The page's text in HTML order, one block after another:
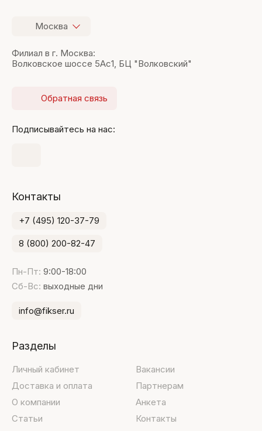
Москва
Филиал в г. Москва:
Волковское шоссе 5Ас1, БЦ "Волковский"
Обратная связь
Подписывайтесь на нас:
Контакты
+7 (495) 120-37-79
8 (800) 200-82-47
Пн-Пт: 9:00-18:00
Сб-Вс: выходные дни
info@fikser.ru
Разделы
Личный кабинет
Доставка и оплата
О компании
Статьи
Вакансии
Партнерам
Анкета
Контакты